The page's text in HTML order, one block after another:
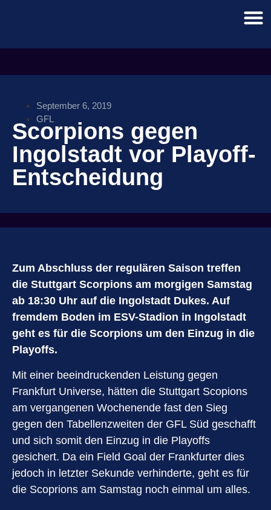
September 6, 2019
GFL
Scorpions gegen
Ingolstadt vor Playoff-
Entscheidung
Zum Abschluss der regulären Saison treffen
die Stuttgart Scorpions am morgigen Samstag
ab 18:30 Uhr auf die Ingolstadt Dukes. Auf
fremdem Boden im ESV-Stadion in Ingolstadt
geht es für die Scorpions um den Einzug in die
Playoffs.
Mit einer beeindruckenden Leistung gegen
Frankfurt Universe, hätten die Stuttgart Scopions
am vergangenen Wochenende fast den Sieg
gegen den Tabellenzweiten der GFL Süd geschafft
und sich somit den Einzug in die Playoffs
gesichert. Da ein Field Goal der Frankfurter dies
jedoch in letzter Sekunde verhinderte, geht es für
die Scoprions am Samstag noch einmal um alles.